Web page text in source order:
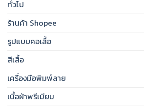
ทั่วไป
ร้านค้า Shopee
รูปแบบคอเสื้อ
สีเสื้อ
เครื่องมือพิมพ์ลาย
เนื้อผ้าพรีเมียม